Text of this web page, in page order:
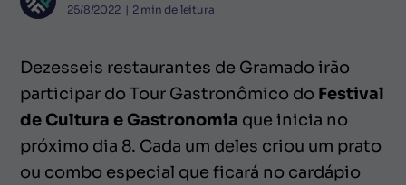
25/8/2022 | 2 min de leitura
Dezesseis restaurantes de Gramado irão
participar doTour Gastronômico do Festival
de Cultura e Gastronomia que inicia no
próximo dia 8. Cada um deles criou um prato
ou combo especial que ficará no cardápio